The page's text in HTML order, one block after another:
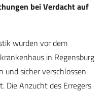
bei Verdacht auf
wurden vor dem
in Regensburg
und sicher verschlossen
Die Anzucht des Erregers